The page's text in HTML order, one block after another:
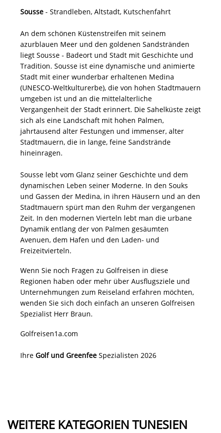
Sousse - Strandleben, Altstadt, Kutschenfahrt
An dem schönen Küstenstreifen mit seinem
azurblauen Meer und den goldenen Sandstränden
liegt Sousse - Badeort und Stadt mit Geschichte und
Tradition. Sousse ist eine dynamische und animierte
Stadt mit einer wunderbar erhaltenen Medina
(UNESCO-Weltkulturerbe), die von hohen Stadtmauern
umgeben ist und an die mittelalterliche
Vergangenheit der Stadt erinnert. Die Sahelküste zeigt
sich als eine Landschaft mit hohen Palmen,
jahrtausend alter Festungen und immenser, alter
Stadtmauern, die in lange, feine Sandstrände
hineinragen.
Sousse lebt vom Glanz seiner Geschichte und dem
dynamischen Leben seiner Moderne. In den Souks
und Gassen der Medina, in ihren Häusern und an den
Stadtmauern spürt man den Ruhm der vergangenen
Zeit. In den modernen Vierteln lebt man die urbane
Dynamik entlang der von Palmen gesäumten
Avenuen, dem Hafen und den Laden- und
Freizeitvierteln.
Wenn Sie noch Fragen zu Golfreisen in diese
Regionen haben oder mehr über Ausflugsziele und
Unternehmungen zum Reiseland erfahren möchten,
wenden Sie sich doch einfach an unseren Golfreisen
Spezialist Herr Braun.
Golfreisen1a.com
Ihre Golf und Greenfee Spezialisten 2026
WEITERE KATEGORIEN TUNESIEN